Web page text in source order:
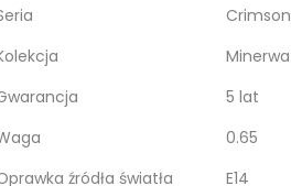
Crimson
Minerwa
5 lat
0.65
źródła światła
E14